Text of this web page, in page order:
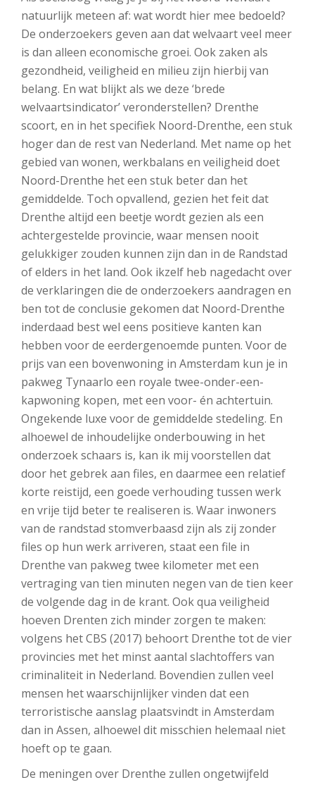
natuurlijk meteen af: wat wordt hier mee bedoeld?
De onderzoekers geven aan dat welvaart veel meer
is dan alleen economische groei. Ook zaken als
gezondheid, veiligheid en milieu zijn hierbij van
belang. En wat blijkt als we deze ‘brede
welvaartsindicator’ veronderstellen? Drenthe
scoort, en in het specifiek Noord-Drenthe, een stuk
hoger dan de rest van Nederland. Met name op het
gebied van wonen, werkbalans en veiligheid doet
Noord-Drenthe het een stuk beter dan het
gemiddelde. Toch opvallend, gezien het feit dat
Drenthe altijd een beetje wordt gezien als een
achtergestelde provincie, waar mensen nooit
gelukkiger zouden kunnen zijn dan in de Randstad
of elders in het land. Ook ikzelf heb nagedacht over
de verklaringen die de onderzoekers aandragen en
ben tot de conclusie gekomen dat Noord-Drenthe
inderdaad best wel eens positieve kanten kan
hebben voor de eerdergenoemde punten. Voor de
prijs van een bovenwoning in Amsterdam kun je in
pakweg Tynaarlo een royale twee-onder-een-
kapwoning kopen, met een voor- én achtertuin.
Ongekende luxe voor de gemiddelde stedeling. En
alhoewel de inhoudelijke onderbouwing in het
onderzoek schaars is, kan ik mij voorstellen dat
door het gebrek aan files, en daarmee een relatief
korte reistijd, een goede verhouding tussen werk
en vrije tijd beter te realiseren is. Waar inwoners
van de randstad stomverbaasd zijn als zij zonder
files op hun werk arriveren, staat een file in
Drenthe van pakweg twee kilometer met een
vertraging van tien minuten negen van de tien keer
de volgende dag in de krant. Ook qua veiligheid
hoeven Drenten zich minder zorgen te maken:
volgens het CBS (2017) behoort Drenthe tot de vier
provincies met het minst aantal slachtoffers van
criminaliteit in Nederland. Bovendien zullen veel
mensen het waarschijnlijker vinden dat een
terroristische aanslag plaatsvindt in Amsterdam
dan in Assen, alhoewel dit misschien helemaal niet
hoeft op te gaan.
De meningen over Drenthe zullen ongetwijfeld